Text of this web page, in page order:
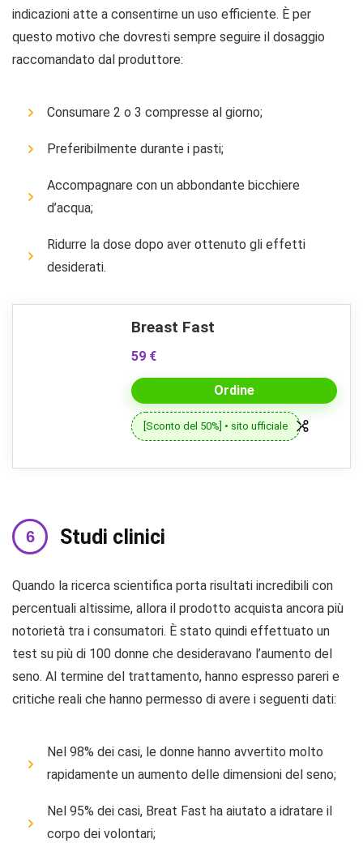
indicazioni atte a consentirne un uso efficiente. È per
questo motivo che dovresti sempre seguire il dosaggio
raccomandato dal produttore:
Consumare 2 o 3 compresse al giorno;
Preferibilmente durante i pasti;
Accompagnare con un abbondante bicchiere
d’acqua;
Ridurre la dose dopo aver ottenuto gli effetti
desiderati.
Breast Fast
59 €
Ordine
[Sconto del 50%] • sito ufficiale
Studi clinici
Quando la ricerca scientifica porta risultati incredibili con
percentuali altissime, allora il prodotto acquista ancora più
notorietà tra i consumatori. È stato quindi effettuato un
test su più di 100 donne che desideravano l’aumento del
seno. Al termine del trattamento, hanno espresso pareri e
critiche reali che hanno permesso di avere i seguenti dati:
Nel 98% dei casi, le donne hanno avvertito molto
rapidamente un aumento delle dimensioni del seno;
Nel 95% dei casi, Breat Fast ha aiutato a idratare il
corpo dei volontari;